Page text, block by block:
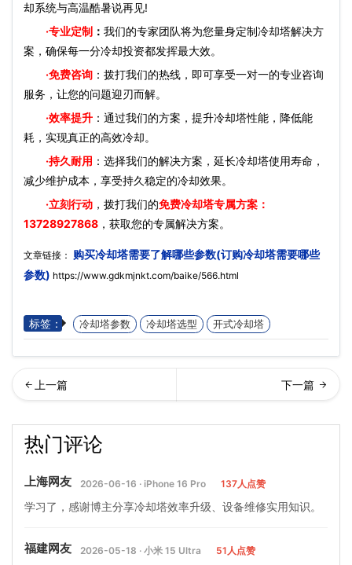
却系统与高温酷暑说再见!
·专业定制 ： 我们的专家团队将为您量身定制冷却塔解决方
案，确保每一分冷却投资都发挥最大效。
·免费咨询 ：拨打我们的热线，即可享受一对一的专业咨询
服务，让您的问题迎刃而解。
·效率提升 ：通过我们的方案，提升冷却塔性能，降低能
耗，实现真正的高效冷却。
·持久耐用 ：选择我们的解决方案，延长冷却塔使用寿命，
减少维护成本，享受持久稳定的冷却效果。
·立刻行动 ，拨打我们的免费冷却塔专属方案：
13728927868 ，获取您的专属解决方案。
文章链接： 购买冷却塔需要了解哪些参数(订购冷却塔需要哪些
参数) https://www.gdkmjnkt.com/baike/566.html
标签： 冷却塔参数 冷却塔选型 开式冷却塔
却塔前的几个步骤)…
热门评论
上海网友 2026-06-16 · iPhone 16 Pro 137人点赞
学习了，感谢博主分享冷却塔效率升级、设备维修实用知识。
福建网友 2026-05-18 · 小米 15 Ultra 51人点赞